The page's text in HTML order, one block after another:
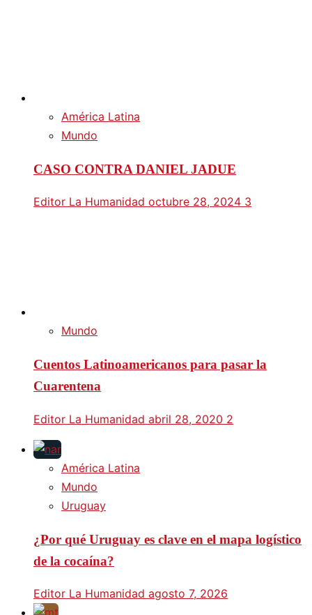
América Latina
Mundo
CASO CONTRA DANIEL JADUE
Editor La Humanidad octubre 28, 2024 3
Mundo
Cuentos Latinoamericanos para pasar la
Cuarentena
Editor La Humanidad abril 28, 2020 2
América Latina
Mundo
Uruguay
¿Por qué Uruguay es clave en el mapa logístico
de la cocaína?
Editor La Humanidad agosto 7, 2026